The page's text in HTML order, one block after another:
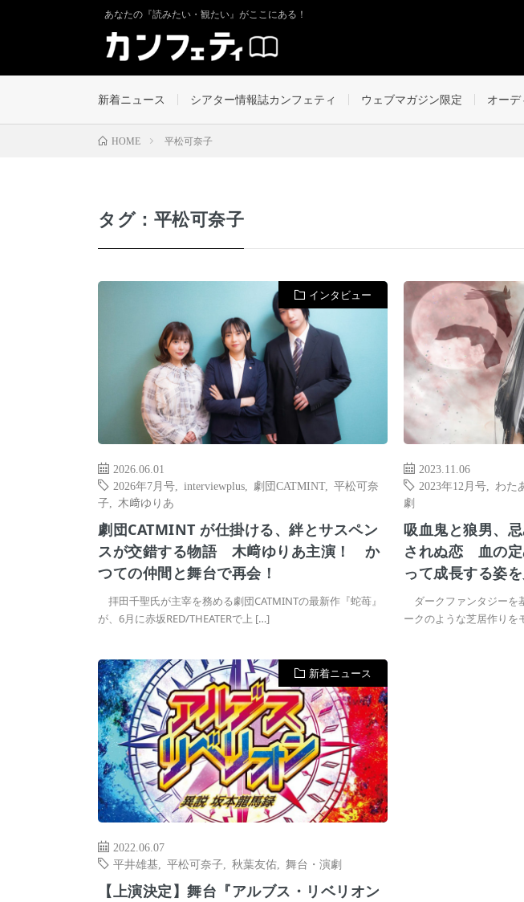
あなたの『読みたい・観たい』がここにある！
新着ニュース シアター情報誌カンフェティ ウェブマガジン限定 オー
HOME 平松可奈子
タグ：平松可奈子
インタビュー
2026.06.01
2026年7月号
interviewplus 劇団CATMINT, 平松可奈
子
木﨑ゆりあ
劇団CATMINT が仕掛ける、絆とサスペン
スが交錯する物語 木﨑ゆりあ主演！ か
つての仲間と舞台で再会！
拝田千聖氏が主宰を務める劇団CATMINTの最新作『蛇苺』
が、6月に赤坂RED/THEATERで上 […]
2023.11.06
2023年12月号
わた
劇
吸血鬼と狼男、
されぬ恋 血の定
って成長する姿
ダークファンタジーを
ークのような芝居作り
新着ニュース
2022.06.07
平井雄基
平松可奈子 秋葉友佑 舞台・演劇
【上演決定】舞台『アルブス・リベリオン